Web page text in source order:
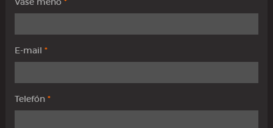
E-mail *
Telefón *